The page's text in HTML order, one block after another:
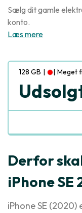
Sælg dit gamle
konto.
Læs mere
128 GB | | Meget
Derfor
iPhone SE
iPhone SE